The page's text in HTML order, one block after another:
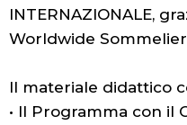
INTERNAZIONALE,
Worldwide
Il materiale didattico
• Il Programma con il